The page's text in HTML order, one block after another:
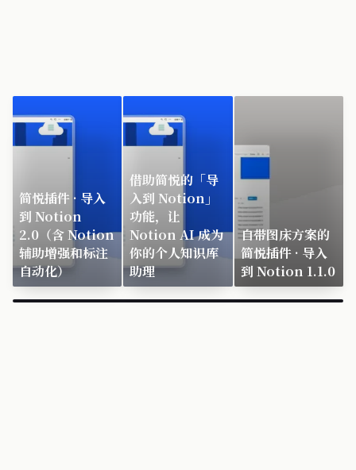
简悦插件 · 导入
到 Notion
2.0（含 Notion
辅助增强和标注
自动化）
借助简悦的「导
入到 Notion」
功能，让
Notion AI 成为
你的个人知识库
助理
自带图床方案的
简悦插件 · 导入
到 Notion 1.1.0